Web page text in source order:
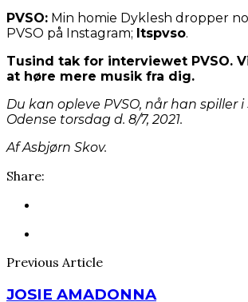
PVSO: Min homie Dyklesh dropper
PVSO på Instagram; Itspvso.
Tusind tak for interviewet PVSO.
at høre mere musik fra dig.
Du kan opleve PVSO, når han spiller
Odense torsdag d. 8/7, 2021.
Af Asbjørn Skov.
Share:
Previous Article
JOSIE AMADONNA